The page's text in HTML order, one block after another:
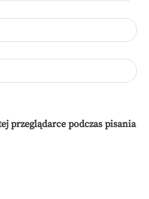
przeglądarce podczas pisania